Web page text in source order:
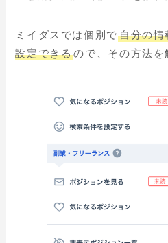
ミイダスでは個別で 自分の情
設定できるので、その方法を